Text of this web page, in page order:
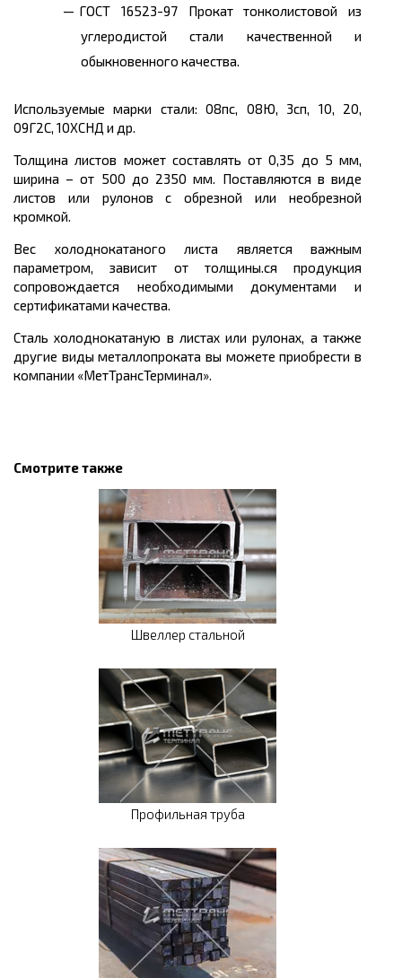
ГОСТ 16523-97 Прокат тонколистовой из
углеродистой стали качественной и
обыкновенного качества.
Используемые марки стали: 08пс, 08Ю, 3сп, 10, 20,
09Г2С, 10ХСНД и др.
Толщина листов может составлять от 0,35 до 5 мм,
ширина – от 500 до 2350 мм. Поставляются в виде
листов или рулонов с обрезной или необрезной
кромкой.
Вес холоднокатаного листа является важным
параметром, зависит от толщины.ся продукция
сопровождается необходимыми документами и
сертификатами качества.
Сталь холоднокатаную в листах или рулонах, а также
другие виды металлопроката вы можете приобрести в
компании «МетТрансТерминал».
Смотрите также
Швеллер стальной
Профильная труба